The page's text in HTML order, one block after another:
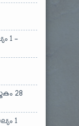
1 –
28
1